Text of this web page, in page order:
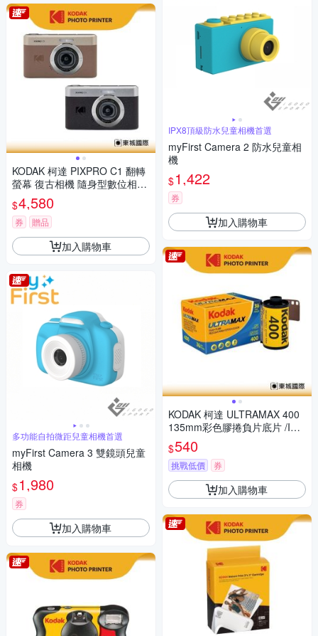
KODAK 柯達 PIXPRO C1 翻轉
螢幕 復古相機 隨身型數位相機
+ 32G記憶卡組
$4,580
券 贈品
加入購物車
多功能自拍微距兒童相機首選
myFirst Camera 3 雙鏡頭兒童
相機
$1,980
券
加入購物車
IPX8頂級防水兒童相機首選
myFirst Camera 2 防水兒童相
機
$1,422
券
加入購物車
KODAK 柯達 ULTRAMAX 400
135mm彩色膠捲負片底片 /ISO
400 36張
$540
挑戰低價 券
加入購物車